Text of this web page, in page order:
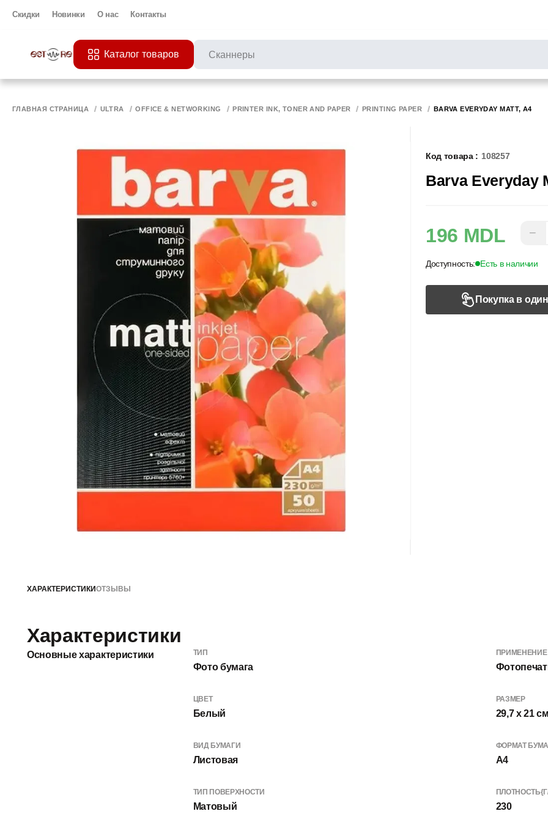
Скидки Новинки О нас Контакты
Каталог товаров
ГЛАВНАЯ СТРАНИЦА ULTRA OFFICE & NETWORKING PRINTER INK, TONER AND PAPER PRINTING PAPER BARVA EVERYDAY MATT, A4
Код товара : 108257
Barva Everyday
196 MDL −
Доступность: Есть в наличии
Покупка в
ХАРАКТЕРИСТИКИОТЗЫВЫ
Характеристики
Основные характеристики ТИП
Фото бумага
ПРИМЕНЕНИЕ
ЦВЕТ
Белый
РАЗМЕР
29,7 х 21 см
ВИД БУМАГИ
Листовая
ФОРМАТ
A4
ТИП ПОВЕРХНОСТИ
Матовый 230